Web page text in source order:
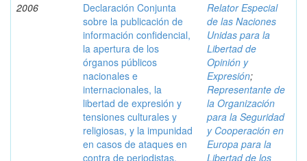
2006
Declaración Conjunta
sobre la publicación de
información confidencial,
la apertura de los
órganos públicos
nacionales e
internacionales, la
libertad de expresión y
tensiones culturales y
religiosas, y la impunidad
en casos de ataques en
contra de periodistas.
Relator Especial
de las Naciones
Unidas para la
Libertad de
Opinión y
Expresión;
Representante de
la Organización
para la Seguridad
y Cooperación en
Europa para la
Libertad de los